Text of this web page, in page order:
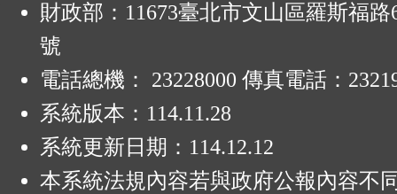
財政部：11673臺北市文山區羅斯福路
號
電話總機： 23228000 傳真電話：
系統版本： 114.11.28
系統更新日期： 114.12.12
本系統法規內容若與政府公報內容不